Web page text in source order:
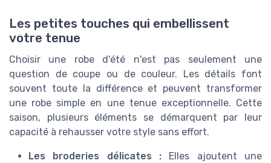
Les petites touches qui embellissent
votre tenue
Choisir une robe d'été n'est pas seulement une
question de coupe ou de couleur. Les détails font
souvent toute la différence et peuvent transformer
une robe simple en une tenue exceptionnelle. Cette
saison, plusieurs éléments se démarquent par leur
capacité à rehausser votre style sans effort.
Les broderies délicates : Elles ajoutent une